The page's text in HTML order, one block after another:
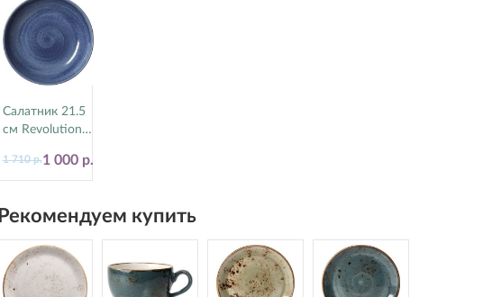
Салатник 21.5
см Revolution
Steelite
(Стилайт)
1 000 р.
1 710 р.
Рекомендуем купить